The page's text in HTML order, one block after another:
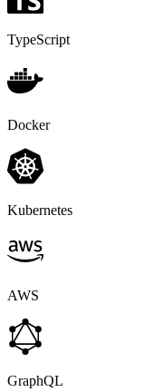
TypeScript
Docker
Kubernetes
AWS
GraphQL